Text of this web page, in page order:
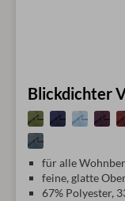
Blickdichter
für alle
feine, glatte
67% Polyester,